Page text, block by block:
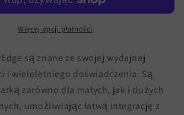
Więcej opcji płatności
są znane ze swojej wydajnej
i wieloletniego doświadczenia. Są
zarówno dla małych, jak i dużych
umożliwiając łatwą integrację z